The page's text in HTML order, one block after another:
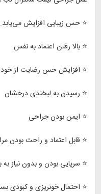
⭐ حس زیبایی افزایش می‌یابد.
⭐ بالا رفتن اعتماد به نفس
⭐ افزایش حس رضایت از خود
⭐ رسیدن به لبخندی درخشان
⭐ ایمن بودن جراحی
⭐ قابل اعتماد و راحت بودن
⭐ سرپایی بودن و بدون نیاز
⭐ احتمال خونریزی و کبودی